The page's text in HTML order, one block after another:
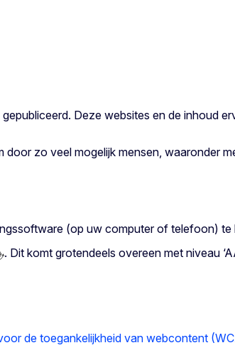
Deze websites en de inhoud
zo veel mogelijk mensen, waaronder
(op uw computer of telefoon) te
. Dit komt grotendeels overeen met niveau
de toegankelijkheid van webcontent